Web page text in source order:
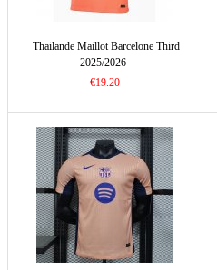
Thailande Maillot Barcelone Third
2025/2026
€19.20